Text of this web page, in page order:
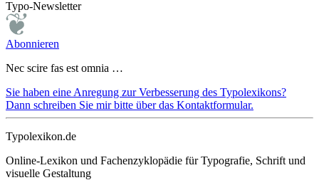
Typo-Newsletter
Abonnieren
Nec scire fas est omnia …
Sie haben eine Anregung zur Verbesserung des Typolexikons?
Dann schreiben Sie mir bitte über das Kontaktformular.
Typolexikon.de
Online-Lexikon und Fachenzyklopädie für Typografie, Schrift und
visuelle Gestaltung